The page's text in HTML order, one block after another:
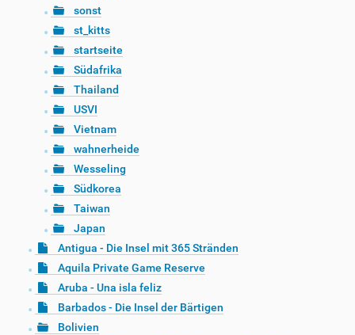
sonst
st_kitts
startseite
Südafrika
Thailand
USVI
Vietnam
wahnerheide
Wesseling
Südkorea
Taiwan
Japan
Antigua - Die Insel mit 365 Stränden
Aquila Private Game Reserve
Aruba - Una isla feliz
Barbados - Die Insel der Bärtigen
Bolivien